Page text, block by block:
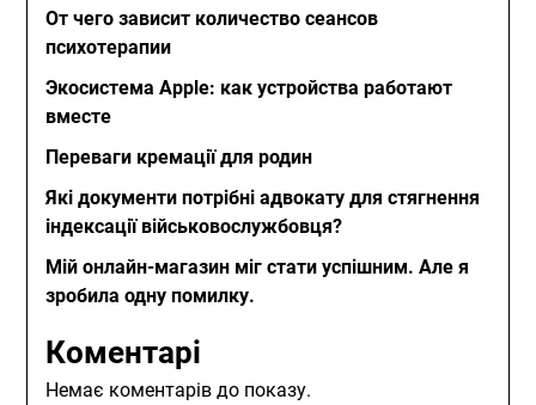
От чего зависит количество сеансов
психотерапии
Экосистема Apple: как устройства работают
вместе
Переваги кремації для родин
Які документи потрібні адвокату для стягнення
індексації військовослужбовця?
Мій онлайн-магазин міг стати успішним. Але я
зробила одну помилку.
Коментарі
Немає коментарів до показу.